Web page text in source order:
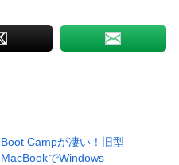
Boot Campが凄い！旧型
MacBookでWindows